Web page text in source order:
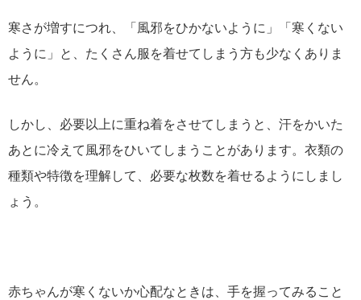
寒さが増すにつれ、「風邪をひかないように」「寒くない
ように」と、たくさん服を着せてしまう方も少なくありま
せん。
しかし、必要以上に重ね着をさせてしまうと、汗をかいた
あとに冷えて風邪をひいてしまうことがあります。衣類の
種類や特徴を理解して、必要な枚数を着せるようにしまし
ょう。
赤ちゃんが寒くないか心配なときは、手を握ってみること